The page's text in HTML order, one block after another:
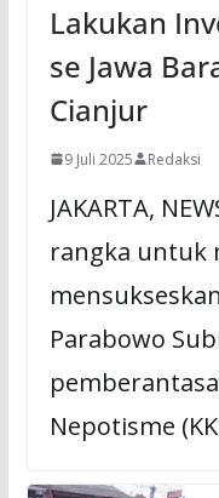
Lakukan
se Jawa
Cianjur
9 Juli 2025 Redaksi
JAKARTA,
rangka untuk
Parabowo
Nepotisme